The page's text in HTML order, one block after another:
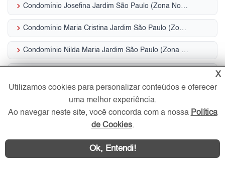
keyboard_arrow_right Condomínio Josefina Jardim São Paulo (Zona Norte)
keyboard_arrow_right Condomínio Maria Cristina Jardim São Paulo (Zona Norte)
keyboard_arrow_right Condomínio Nilda Maria Jardim São Paulo (Zona Norte)
keyboard_arrow_right Condomínio Mirante São Paulo Jardim São Paulo (Zona Norte)
keyboard_arrow_right Condomínio Elementare Jardim São Paulo Jardim São Paulo (Zona Norte)
keyboard_arrow_right
X
Utilizamos cookies para personalizar conteúdos e oferecer
uma melhor experiência.
Ao navegar neste site, você concorda com a nossa Política
de Cookies.
Ok, Entendi!